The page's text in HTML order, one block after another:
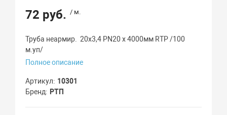
72 руб. / м.
Труба неармир. 20х3,4 PN20 х 4000мм RTP /100
м.уп/
Полное описание
Артикул
10301
Бренд
РТП